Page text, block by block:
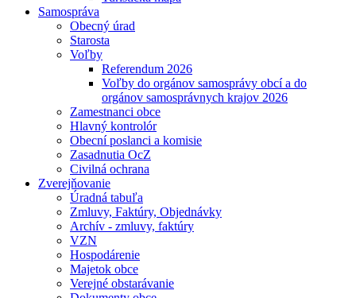
Samospráva
Obecný úrad
Starosta
Voľby
Referendum 2026
Voľby do orgánov samosprávy obcí a do
orgánov samosprávnych krajov 2026
Zamestnanci obce
Hlavný kontrolór
Obecní poslanci a komisie
Zasadnutia OcZ
Civilná ochrana
Zverejňovanie
Úradná tabuľa
Zmluvy, Faktúry, Objednávky
Archív - zmluvy, faktúry
VZN
Hospodárenie
Majetok obce
Verejné obstarávanie